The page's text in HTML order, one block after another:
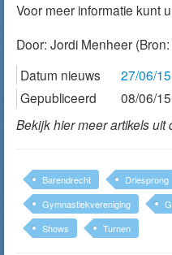
Voor meer informatie kunt
Door: Jordi Menheer
Datum nieuws
27/06/15
Gepubliceerd
08/06/
Bekijk hier meer artikels uit
Barendrecht Driesprong
Gymnastiekvereniging
Shows
Turnen